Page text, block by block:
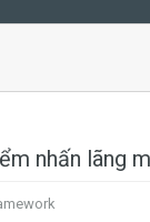
nhấn lãng